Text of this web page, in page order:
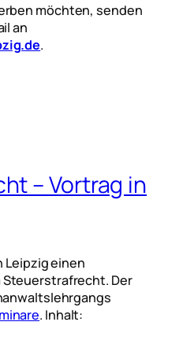
möchten, senden
an
.
– Vortrag in
Leipzig einen
Der
. Inhalt: